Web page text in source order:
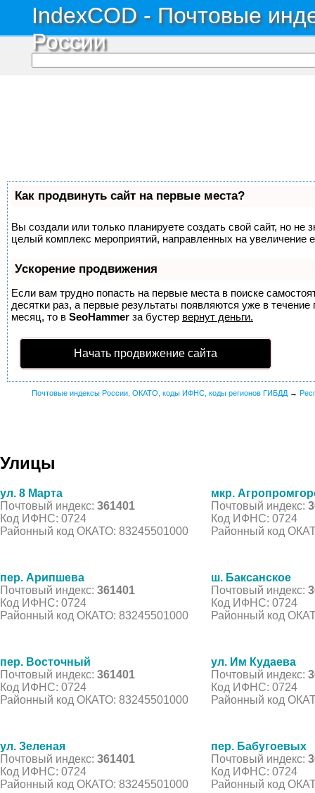
IndexCOD - Почтовые
России
Как продвинуть сайт на первые места?
Вы создали или только планируете создать свой сайт, но не
целый комплекс мероприятий, направленных на увеличение
Ускорение продвижения
Если вам трудно попасть на первые места в поиске
десятки раз, а первые результаты появляются уже в
месяц, то в SeoHammer за бустер вернут деньги.
Начать продвижение сайта
Почтовые индексы России, ОКАТО, коды ИФНС, коды регионов ГИБДД →
Улицы
ул. 8 Марта
Почтовый индекс: 361401
Код ИФНС: 0724
Районный код ОКАТО: 83245501000
мкр.
Почтовый индекс:
Код ИФНС: 0724
Районный код
пер. Арипшева
Почтовый индекс: 361401
Код ИФНС: 0724
Районный код ОКАТО: 83245501000
ш. Баксанское
Почтовый индекс:
Код ИФНС: 0724
Районный код
пер. Восточный
Почтовый индекс: 361401
Код ИФНС: 0724
Районный код ОКАТО: 83245501000
ул. Им Кудаева
Почтовый индекс:
Код ИФНС: 0724
Районный код
ул. Зеленая
Почтовый индекс: 361401
Код ИФНС: 0724
Районный код ОКАТО: 83245501000
пер. Бабугоевых
Почтовый индекс:
Код ИФНС: 0724
Районный код